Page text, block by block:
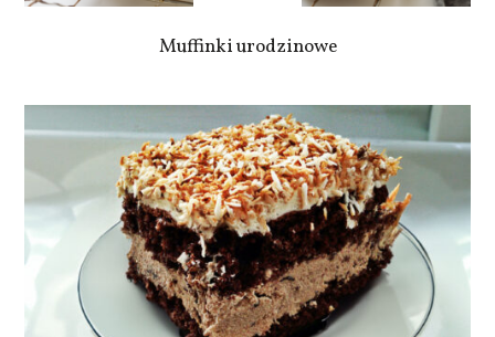
Muffinki urodzinowe